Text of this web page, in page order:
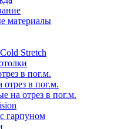
материалы
Stretch
в пог.м.
отрез в пог.м.
на отрез в пог.м.
гарпуном